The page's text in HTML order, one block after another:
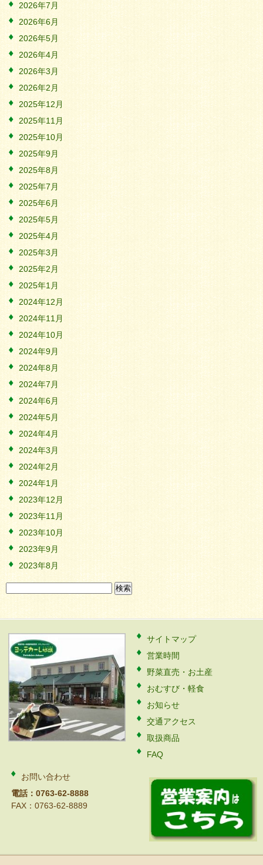
2026年7月
2026年6月
2026年5月
2026年4月
2026年3月
2026年2月
2025年12月
2025年11月
2025年10月
2025年9月
2025年8月
2025年7月
2025年6月
2025年5月
2025年4月
2025年3月
2025年2月
2025年1月
2024年12月
2024年11月
2024年10月
2024年9月
2024年8月
2024年7月
2024年6月
2024年5月
2024年4月
2024年3月
2024年2月
2024年1月
2023年12月
2023年11月
2023年10月
2023年9月
2023年8月
索:
サイトマップ
営業時間
野菜直売・お土産
おむすび・軽食
お知らせ
交通アクセス
取扱商品
FAQ
お問い合わせ
電話：0763-62-8888
FAX：0763-62-8889